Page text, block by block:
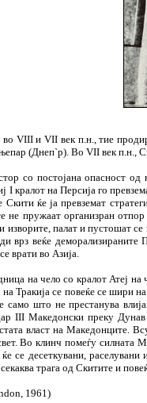
VIII и VII век п.н., тие
(Днеп`р). Во VII век п.н.,
со постојана опасност
кралот на Персија го
ќе ја превземат
не пружаат организран
изворите, палат и пустошат
врз веќе
врати во Азија.
на чело со кралот Атеј
Тракија се повеќе се шири
што не престанува
III Македонски преку
власт на Македонците.
Во клинч помеѓу силната
се десеткувани,
трага од Скитите и
1961)